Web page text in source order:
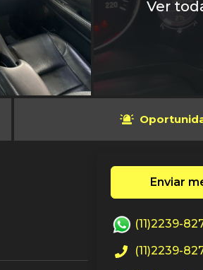
Ver
Enviar
(11)2239-
(11)2239-